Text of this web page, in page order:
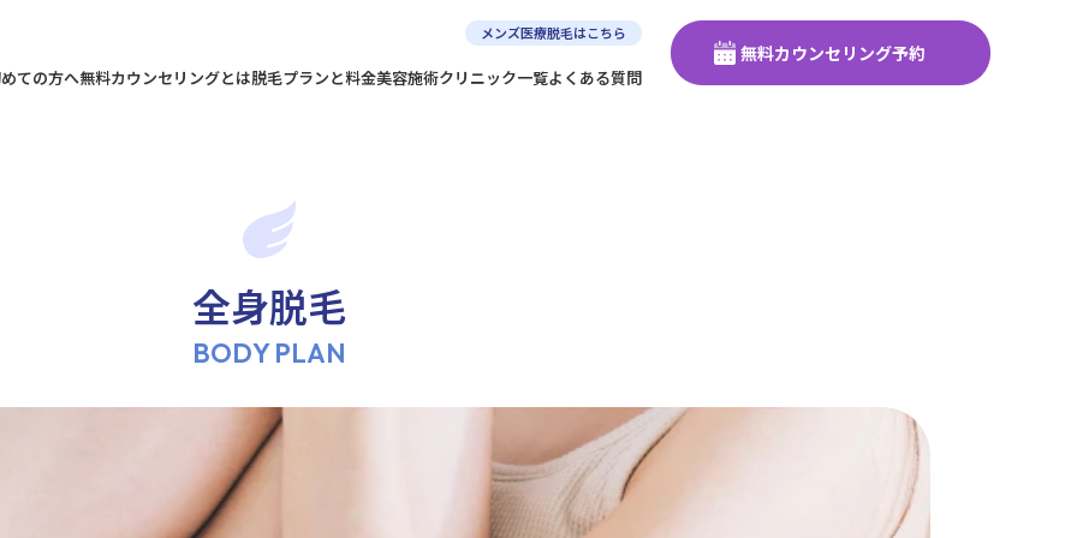
ての方へ無料カウンセリングとは脱毛プランと料金美容施術クリニック一覧よくある質問
無料カウンセリング予約
メンズ医療脱毛はこちら
全身脱毛
BODY PLAN